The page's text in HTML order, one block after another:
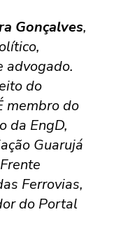
Gonçalves,
advogado.
do
membro do
da EngD,
Guarujá
Ferrovias,
do Portal